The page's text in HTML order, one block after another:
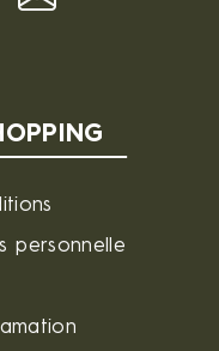
personnelle